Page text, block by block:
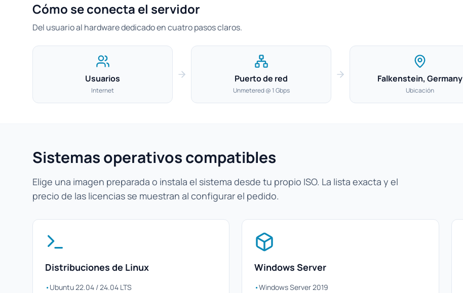
Cómo se conecta el servidor
Del usuario al hardware dedicado en cuatro pasos claros.
Usuarios
Internet
Puerto de red
Unmetered @ 1 Gbps
Falkenstein, Germany
Ubicación
Sistemas operativos compatibles
Elige una imagen preparada o instala el sistema desde tu propio ISO. La lista exacta y el
precio de las licencias se muestran al configurar el pedido.
Distribuciones de Linux
•Ubuntu 22.04 / 24.04 LTS
Windows Server
•Windows Server 2019